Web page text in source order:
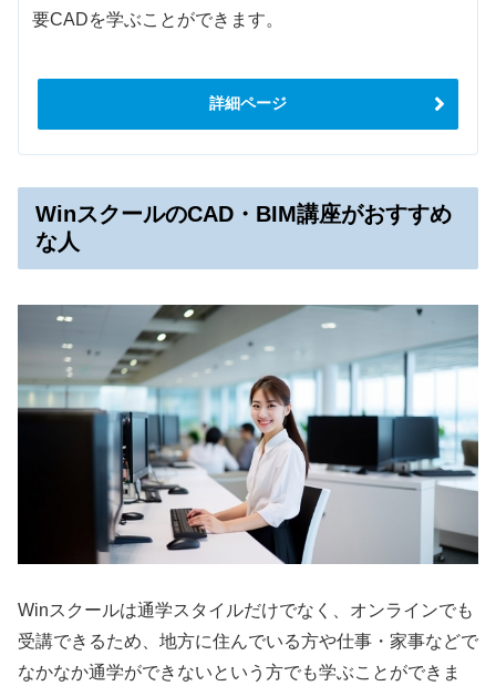
要CADを学ぶことができます。
詳細ページ
WinスクールのCAD・BIM講座がおすすめ
な人
Winスクールは通学スタイルだけでなく、オンラインでも
受講できるため、地方に住んでいる方や仕事・家事などで
なかなか通学ができないという方でも学ぶことができま